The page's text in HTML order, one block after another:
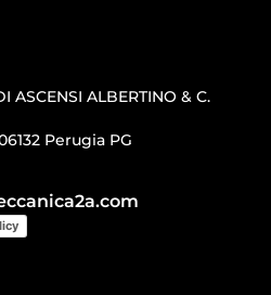
ASCENSI ALBERTINO & C.
Perugia PG